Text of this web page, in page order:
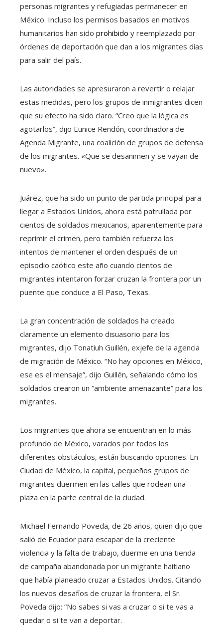
personas migrantes y refugiadas permanecer en
México. Incluso los permisos basados ​​en motivos
humanitarios han sido prohibido y reemplazado por
órdenes de deportación que dan a los migrantes días
para salir del país.
Las autoridades se apresuraron a revertir o relajar
estas medidas, pero los grupos de inmigrantes dicen
que su efecto ha sido claro. “Creo que la lógica es
agotarlos”, dijo Eunice Rendón, coordinadora de
Agenda Migrante, una coalición de grupos de defensa
de los migrantes. «Que se desanimen y se vayan de
nuevo».
Juárez, que ha sido un punto de partida principal para
llegar a Estados Unidos, ahora está patrullada por
cientos de soldados mexicanos, aparentemente para
reprimir el crimen, pero también refuerza los
intentos de mantener el orden después de un
episodio caótico este año cuando cientos de
migrantes intentaron forzar cruzan la frontera por un
puente que conduce a El Paso, Texas.
La gran concentración de soldados ha creado
claramente un elemento disuasorio para los
migrantes, dijo Tonatiuh Guillén, exjefe de la agencia
de migración de México. “No hay opciones en México,
ese es el mensaje”, dijo Guillén, señalando cómo los
soldados crearon un “ambiente amenazante” para los
migrantes.
Los migrantes que ahora se encuentran en lo más
profundo de México, varados por todos los
diferentes obstáculos, están buscando opciones. En
Ciudad de México, la capital, pequeños grupos de
migrantes duermen en las calles que rodean una
plaza en la parte central de la ciudad.
Michael Fernando Poveda, de 26 años, quien dijo que
salió de Ecuador para escapar de la creciente
violencia y la falta de trabajo, duerme en una tienda
de campaña abandonada por un migrante haitiano
que había planeado cruzar a Estados Unidos. Citando
los nuevos desafíos de cruzar la frontera, el Sr.
Poveda dijo: “No sabes si vas a cruzar o si te vas a
quedar o si te van a deportar.